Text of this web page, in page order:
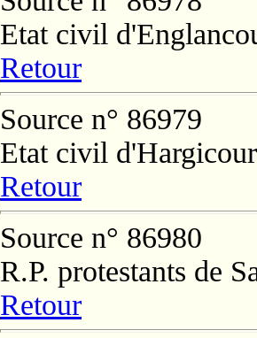
Etat civil
Retour
Source n° 86979
Etat civil
Retour
Source n° 86980
R.P. protestants de
Retour